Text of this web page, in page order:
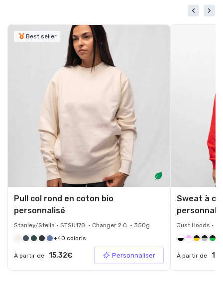
Best seller
Pull col rond en coton bio
personnalisé
Stanley/Stella • STSU178 • Changer 2.0 • 350g
+40 coloris
À partir de 15.32€ Personnaliser
Sweat à
Just Hoods •
À partir de